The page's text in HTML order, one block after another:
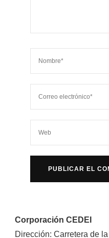
Corporación CEDEI
Dirección: Carretera de